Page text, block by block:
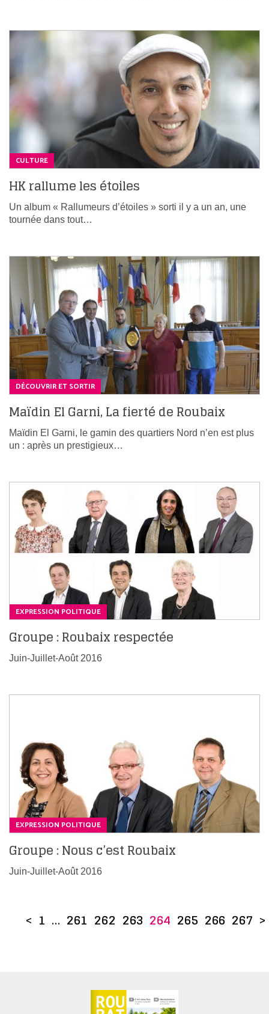
CULTURE
HK rallume les étoiles
Un album « Rallumeurs d’étoiles » sorti il y a un an, une
tournée dans tout…
DÉCOUVRIR ET SORTIR
Maïdin El Garni, La fierté de Roubaix
Maïdin El Garni, le gamin des quartiers Nord n’en est plus
un : après un prestigieux…
EXPRESSION POLITIQUE
Groupe : Roubaix respectée
Juin-Juillet-Août 2016
EXPRESSION POLITIQUE
Groupe : Nous c’est Roubaix
Juin-Juillet-Août 2016
< 1 … 261 262 263 264 265 266 267 >